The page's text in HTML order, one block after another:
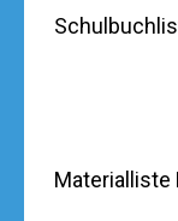
Materialliste